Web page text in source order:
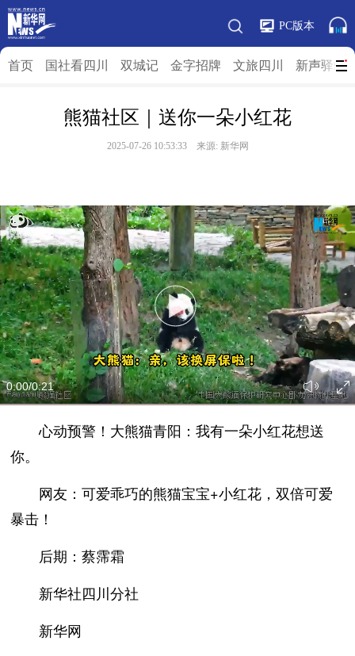
PC版本
首页 国社看四川 双城记 金字招牌 文旅四川 新声驿站
熊猫社区｜送你一朵小红花
2025-07-26 10:53:33 来源: 新华网
0:00/0:21
心动预警！大熊猫青阳：我有一朵小红花想送
你。
网友：可爱乖巧的熊猫宝宝+小红花，双倍可爱
暴击！
后期：蔡霈霜
新华社四川分社
新华网